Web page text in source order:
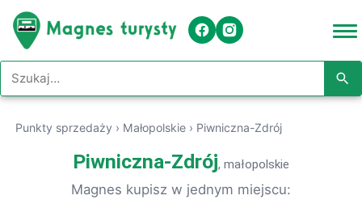
Szukaj w serwisie
Punkty sprzedaży › Małopolskie › Piwniczna-Zdrój
Piwniczna-Zdrój, małopolskie
Magnes kupisz w jednym miejscu: